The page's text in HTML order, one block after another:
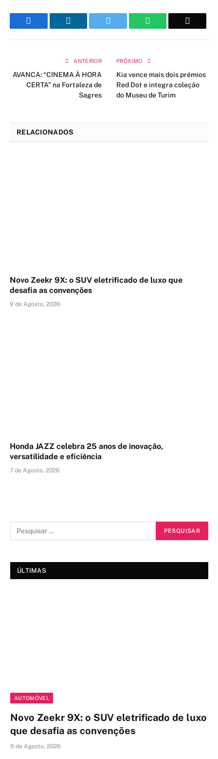
WhatsApp
ANTERIOR
AVANCA: “CINEMA À HORA
CERTA” na Fortaleza de
Sagres
PRÓXIMO
Kia vence mais dois prémios
Red Dot e integra coleção
do Museu de Turim
RELACIONADOS
Novo Zeekr 9X: o SUV eletrificado de luxo que
desafia as convenções
9 de Agosto, 2026
Honda JAZZ celebra 25 anos de inovação,
versatilidade e eficiência
7 de Agosto, 2026
ÚLTIMAS
AUTOMÓVEL
Novo Zeekr 9X: o SUV eletrificado de luxo
que desafia as convenções
9 de Agosto, 2026